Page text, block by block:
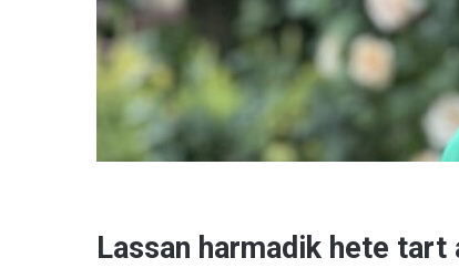
Lassan harmadik hete tart